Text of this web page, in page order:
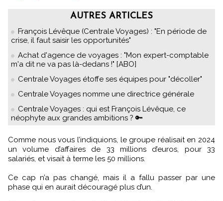
AUTRES ARTICLES
François Lévêque (Centrale Voyages) : "En période de
crise, il faut saisir les opportunités"
Achat d'agence de voyages : "Mon expert-comptable
m'a dit ne va pas là-dedans !" [ABO]
Centrale Voyages étoffe ses équipes pour "décoller"
Centrale Voyages nomme une directrice générale
Centrale Voyages : qui est François Lévêque, ce
néophyte aux grandes ambitions ? 🔑
Comme nous vous l’indiquions, le groupe réalisait en 2024
un volume d’affaires de 33 millions d’euros, pour 33
salariés, et visait à terme les 50 millions.
Ce cap n’a pas changé, mais il a fallu passer par une
phase qui en aurait découragé plus d’un.